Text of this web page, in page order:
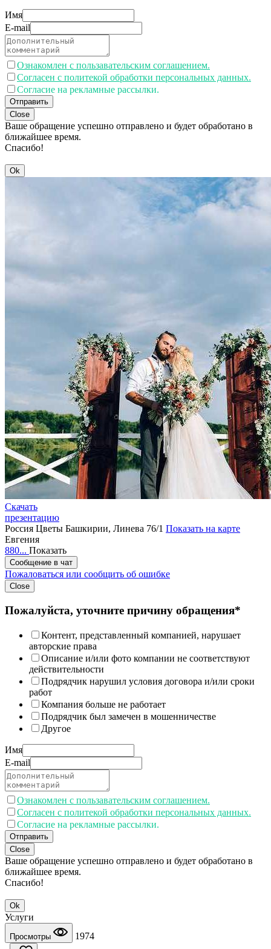
Имя
E-mail
Ознакомлен с пользавательским соглашением.
Согласен с политекой обработки персональных данных.
Согласие на рекламные рассылки.
Отправить
Close
Ваше обращение успешно отправлено и будет обработано в
ближайшее время.
Спасибо!
Ok
Скачать
презентацию
Россия Цветы Башкирии, Линева 76/1 Показать на карте
Евгения
880... Показать
Сообщение в чат
Пожаловаться или сообщить об ошибке
Close
Пожалуйста, уточните причину обращения*
Контент, представленный компанией, нарушает
авторские права
Описание и/или фото компании не соответствуют
действительности
Подрядчик нарушил условия договора и/или сроки
работ
Компания больше не работает
Подрядчик был замечен в мошенничестве
Другое
Имя
E-mail
Ознакомлен с пользавательским соглашением.
Согласен с политекой обработки персональных данных.
Согласие на рекламные рассылки.
Отправить
Close
Ваше обращение успешно отправлено и будет обработано в
ближайшее время.
Спасибо!
Ok
Услуги
Просмотры
1974